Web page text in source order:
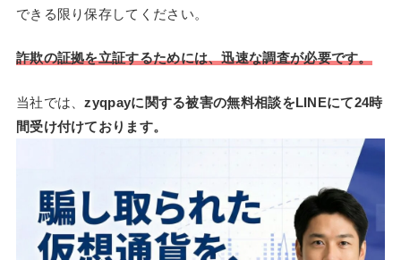
できる限り保存してください。
詐欺の証拠を立証するためには、迅速な調査が必要です。
当社では、zyqpayに関する被害の無料相談をLINEにて24時
間受け付けております。